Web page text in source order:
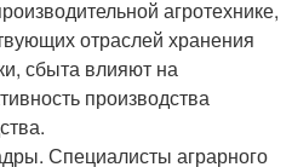
агротехнике,
отраслей хранения
сбыта влияют на
производства
Специалисты аграрного